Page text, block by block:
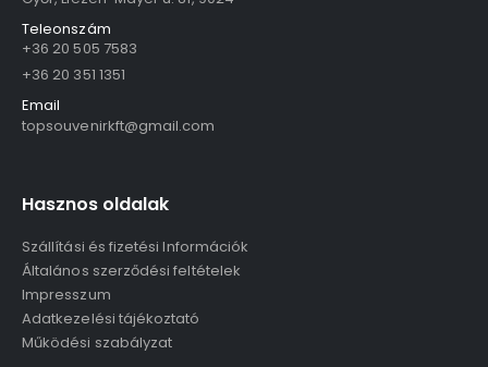
Teleonszám
+36 20 505 7583
+36 20 351 1351
Email
topsouvenirkft@gmail.com
Hasznos oldalak
Szállítási és fizetési Információk
Általános szerződési feltételek
Impresszum
Adatkezelési tájékoztató
Működési szabályzat